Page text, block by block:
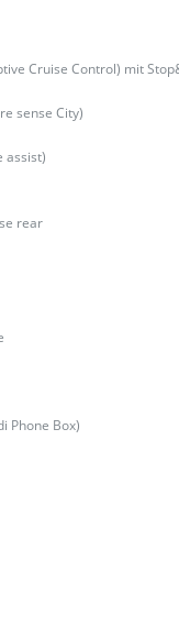
Cruise Control) mit
sense City)
assist)
rear
Phone Box)